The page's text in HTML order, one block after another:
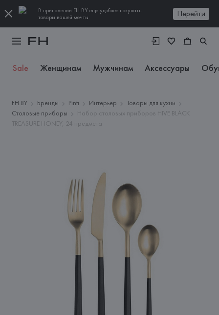
В приложении FH.BY еще удобнее покупать
товары вашей мечты
Перейти
Sale Женщинам Мужчинам Аксессуары
FH.BY Бренды Pinti Интерьер
Товары для кухни
Столовые приборы
Набор столовых приборов HIVE BLACK
TREASURE HONEY, 24 предмета